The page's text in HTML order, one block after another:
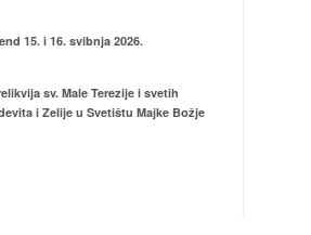
15. i 16. svibnja 2026.
sv. Male Terezije i svetih
i Zelije u Svetištu Majke Božje